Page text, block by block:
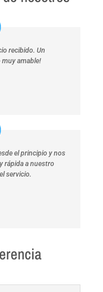
recibido. Un
amable!
el principio y nos
rápida a nuestro
servicio.